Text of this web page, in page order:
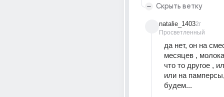
Скрыть ветку
natalie_1403
Просветленный
2г
да нет, он на
месяцев ,
что то другое ,
или на
будем...